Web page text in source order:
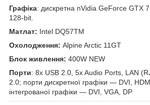
Графіка: дискретна nVidia GeForce GTX
128-bit.
Матлат: Intel DQ57TM
Охолодження: Alpine Arctic 11GT
Блок живлення: 400W NEW
Порти: 8x USB 2.0, 5x Audio Ports, LAN
2.0; порти дискретної графіки — DVI,
інтегрованої графіки — DVI, VGA, DP